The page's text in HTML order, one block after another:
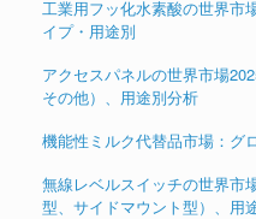
工業用フッ化水素酸の世界市
イプ・用途別
アクセスパネルの世界市場
その他）、用途別分析
機能性ミルク代替品市場：グ
無線レベルスイッチの世界市
型、サイドマウント型）、用